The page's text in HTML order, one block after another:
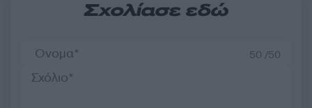
Σχολίασε εδώ
50 /50